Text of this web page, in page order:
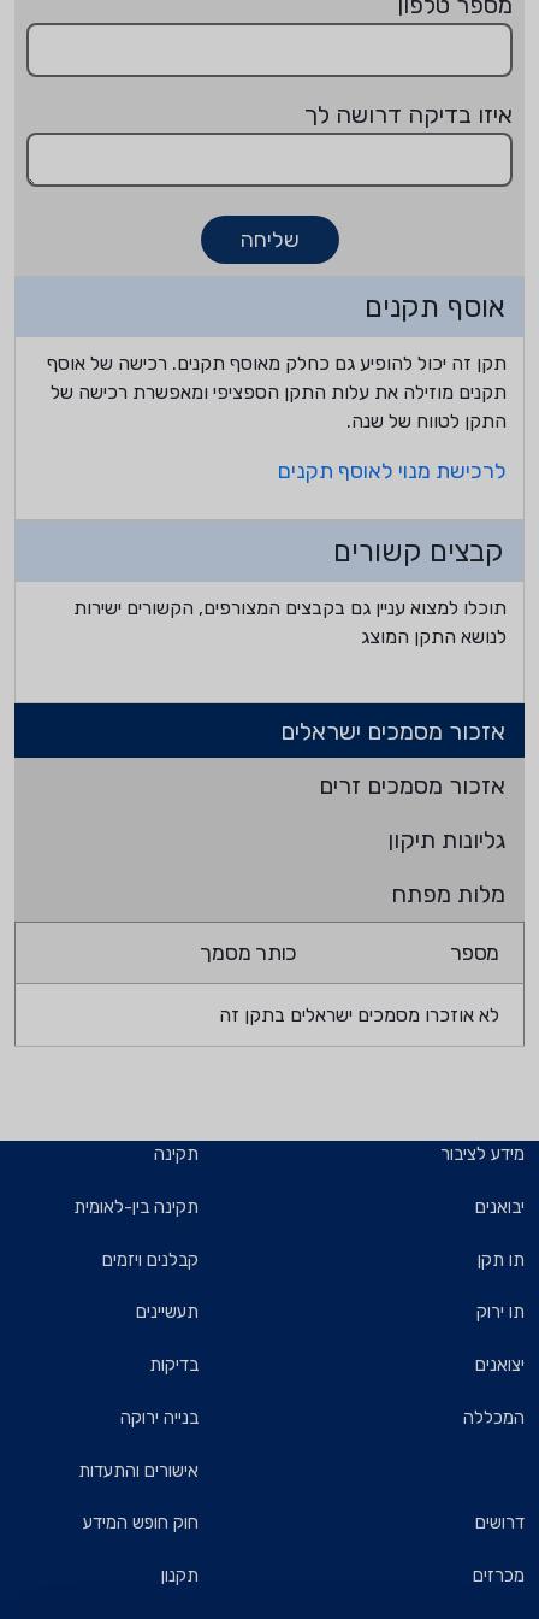
איזו בדיקה דרושה לך
שליחה
אוסף תקנים
תקן זה יכול להופיע גם כחלק מאוסף תקנים. רכישה של אוסף
תקנים מוזילה את עלות התקן הספציפי ומאפשרת רכישה של
התקן לטווח של שנה.
לרכישת מנוי לאוסף תקנים
קבצים קשורים
תוכלו למצוא עניין גם בקבצים המצורפים, הקשורים ישירות
לנושא התקן המוצג
אזכור מסמכים ישראלים
אזכור מסמכים זרים
גליונות תיקון
מלות מפתח
מספר כותר מסמך
לא אוזכרו מסמכים ישראלים בתקן זה
מידע לציבור
יבואנים
תו תקן
תו ירוק
יצואנים
המכללה
תקינה
תקינה בין-לאומית
קבלנים ויזמים
תעשיינים
בדיקות
בנייה ירוקה
אישורים והתעדות
דרושים
מכרזים
חוק חופש המידע
תקנון